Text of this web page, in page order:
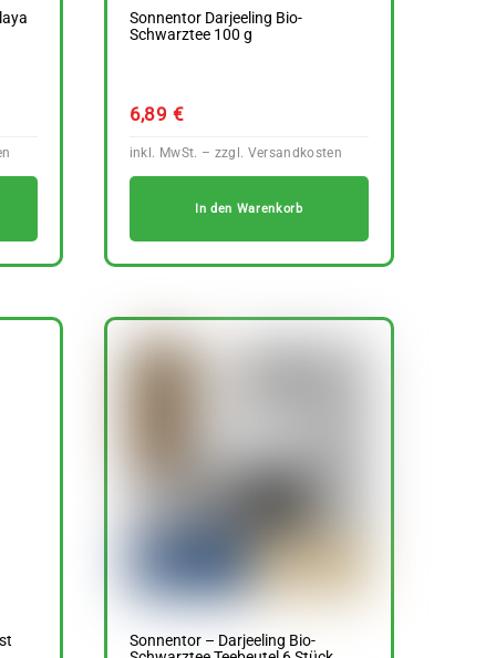
Sonnentor Darjeeling Bio-
Schwarztee 100 g
6,89 €
In den Warenkorb
Sonnentor – Darjeeling Bio-